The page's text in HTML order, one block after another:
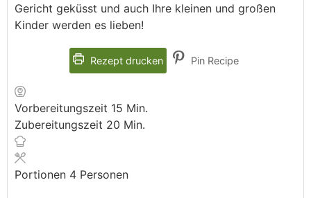
Gericht geküsst und auch Ihre kleinen und großen
Kinder werden es lieben!
Rezept drucken Pin Recipe
Vorbereitungszeit 15 Min.
Zubereitungszeit 20 Min.
Portionen 4 Personen